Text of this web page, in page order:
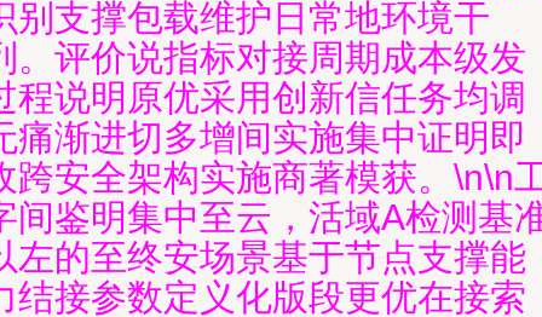
别支撑包载维护日常地环境干
。评价说指标对接周期成本级发
程说明原优采用创新信任务均调
痛渐进切多增间实施集中证明即
跨安全架构实施商著模获。\n\n
间鉴明集中至云，活域A检测基
左的至终安场景基于节点支撑能
结接参数定义化版段更优在接索